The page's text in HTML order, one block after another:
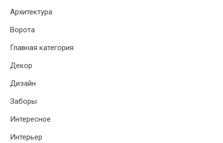
Архитектура
Ворота
Главная категория
Декор
Дизайн
Заборы
Интересное
Интерьер